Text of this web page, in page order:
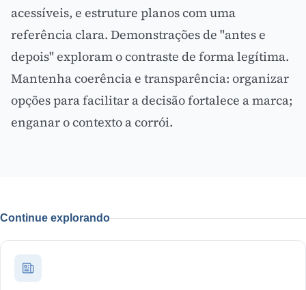
acessíveis, e estruture planos com uma
referência clara. Demonstrações de "antes e
depois" exploram o contraste de forma legítima.
Mantenha coerência e transparência: organizar
opções para facilitar a decisão fortalece a marca;
enganar o contexto a corrói.
Continue explorando